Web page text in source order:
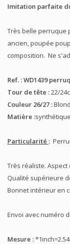
Imitation parfaite
Très belle perruque
ancien, poupée
composition. Ne
Ref. : WD1439
Tour de tête :22/
Couleur 26/27 :
Matière :synthétique
Particularité :
Très réaliste.
Qualité supérieure
Bonnet intérieur en
Envoi avec numéro
Mesure :